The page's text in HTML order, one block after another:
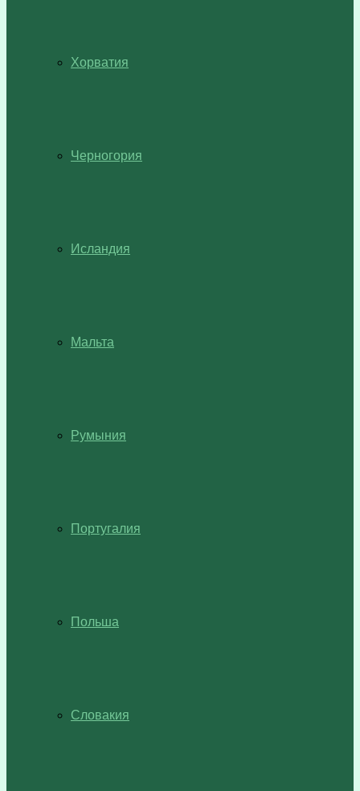
Хорватия
Черногория
Исландия
Мальта
Румыния
Португалия
Польша
Словакия